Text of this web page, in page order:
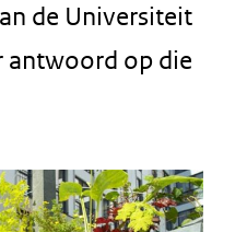
de Universiteit
antwoord op die